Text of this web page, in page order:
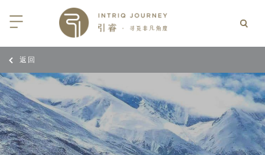
亚
亚
亚
加
亚
和黑塞哥维那
同行
三重奏: 野性、山海与醇香（2026
日-9月25日）
大丘吉尔北极熊、白鲸与飞鸟
｜大溪地白兰度度假村尽享极致体
| AMANWELLA印度洋锡兰时光
｜文华东方迪沙鲁海岸THE
队
伙伴
返回